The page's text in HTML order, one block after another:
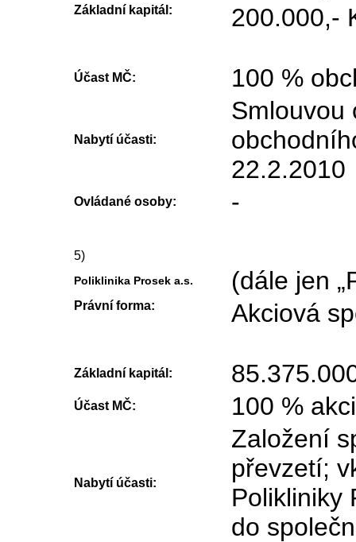
Základní kapitál: 200.000,-
Účast MČ: 100 %
Nabytí účasti:
Smlouvou
22.2.2010
Ovládané osoby: -
5)
Poliklinika Prosek a.s. (dále jen
Právní forma: Akciová
Základní kapitál:
Účast MČ: 100 %
Nabytí účasti:
Založení
převzetí;
Polikliniky
do